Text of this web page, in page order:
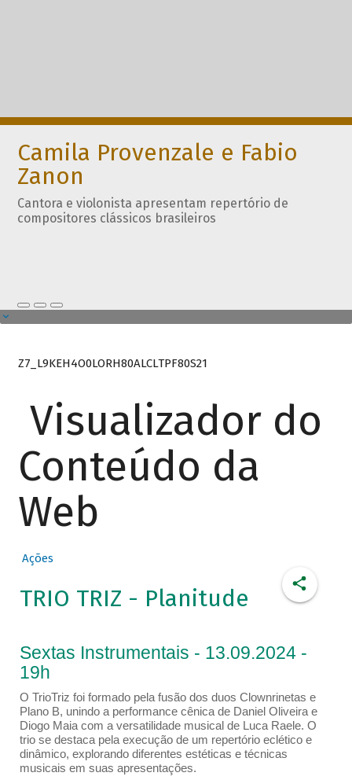
Camila Provenzale e Fabio
Zanon
Cantora e violonista apresentam repertório de
compositores clássicos brasileiros
Z7_L9KEH4O0LORH80ALCLTPF80S21
Visualizador do
Conteúdo da
Web
Ações
TRIO TRIZ - Planitude
Sextas Instrumentais - 13.09.2024 -
19h
O TrioTriz foi formado pela fusão dos duos Clownrinetas e
Plano B, unindo a performance cênica de Daniel Oliveira e
Diogo Maia com a versatilidade musical de Luca Raele. O
trio se destaca pela execução de um repertório eclético e
dinâmico, explorando diferentes estéticas e técnicas
musicais em suas apresentações.